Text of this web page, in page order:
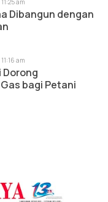
Dibangun dengan
am
Dorong
bagi Petani